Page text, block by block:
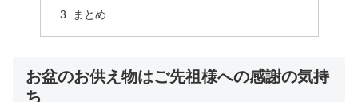
まとめ
お盆のお供え物はご先祖様への感謝の気持
ち